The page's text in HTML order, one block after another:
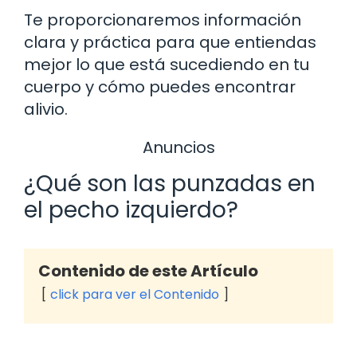
Te proporcionaremos información
clara y práctica para que entiendas
mejor lo que está sucediendo en tu
cuerpo y cómo puedes encontrar
alivio.
Anuncios
¿Qué son las punzadas en
el pecho izquierdo?
Contenido de este Artículo
click para ver el Contenido